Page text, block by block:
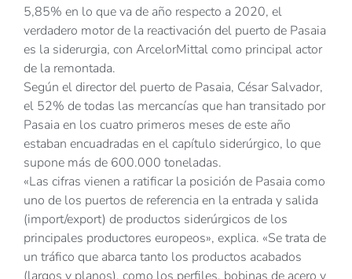
5,85% en lo que va de año respecto a 2020, el
verdadero motor de la reactivación del puerto de Pasaia
es la siderurgia, con ArcelorMittal como principal actor
de la remontada.
Según el director del puerto de Pasaia, César Salvador,
el 52% de todas las mercancías que han transitado por
Pasaia en los cuatro primeros meses de este año
estaban encuadradas en el capítulo siderúrgico, lo que
supone más de 600.000 toneladas.
«Las cifras vienen a ratificar la posición de Pasaia como
uno de los puertos de referencia en la entrada y salida
(import/export) de productos siderúrgicos de los
principales productores europeos», explica. «Se trata de
un tráfico que abarca tanto los productos acabados